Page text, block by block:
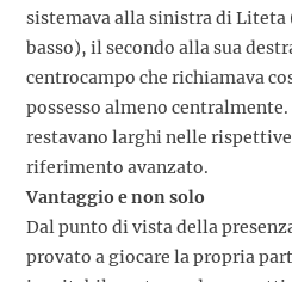
sistemava alla sinistra di Liteta
basso), il secondo alla sua
centrocampo che richiamava
possesso almeno
restavano larghi nelle
riferimento avanzato.
Vantaggio e non solo
Dal punto di vista della
provato a giocare la propria